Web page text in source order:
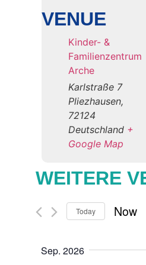
VENUE
Kinder- &
Familienzentrum
Arche
Karlstraße 7
Pliezhausen,
72124
Deutschland +
Google Map
WEITERE
Today Now
Sep. 2026